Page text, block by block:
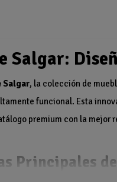
Salgar:
Salgar, la colección de
funcional. Esta
premium con la
Principales